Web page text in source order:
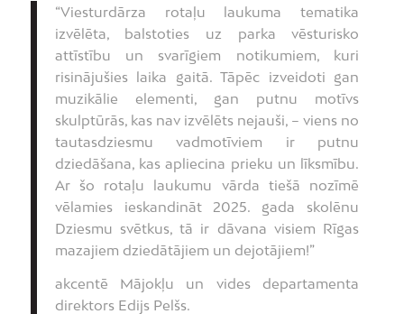
“Viesturdārza rotaļu laukuma tematika
izvēlēta, balstoties uz parka vēsturisko
attīstību un svarīgiem notikumiem, kuri
risinājušies laika gaitā. Tāpēc izveidoti gan
muzikālie elementi, gan putnu motīvs
skulptūrās, kas nav izvēlēts nejauši, – viens no
tautasdziesmu vadmotīviem ir putnu
dziedāšana, kas apliecina prieku un līksmību.
Ar šo rotaļu laukumu vārda tiešā nozīmē
vēlamies ieskandināt 2025. gada skolēnu
Dziesmu svētkus, tā ir dāvana visiem Rīgas
mazajiem dziedātājiem un dejotājiem!”
akcentē Mājokļu un vides departamenta
direktors Edijs Pelšs.